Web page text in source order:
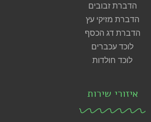
הדברת זבובים
הדברת מזיקי עץ
הדברת דג הכסף
לוכד עכברים
לוכד חולדות
איזורי שירות